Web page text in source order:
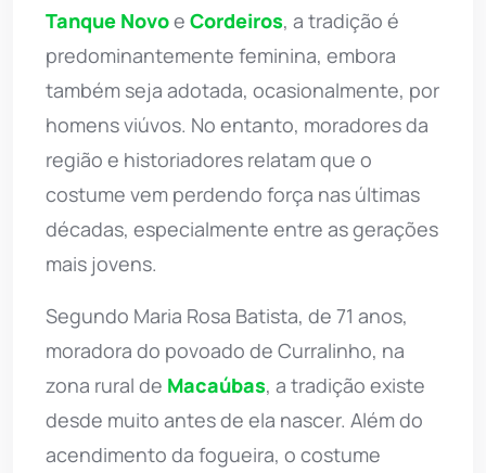
Tanque Novoe Cordeiros, a tradição é
predominantemente feminina, embora
também seja adotada, ocasionalmente, por
homens viúvos. No entanto, moradores da
região e historiadores relatam que o
costume vem perdendo força nas últimas
décadas, especialmente entre as gerações
mais jovens.
Segundo Maria Rosa Batista, de 71 anos,
moradora do povoado de Curralinho, na
zona rural de Macaúbas, a tradição existe
desde muito antes de ela nascer. Além do
acendimento da fogueira, o costume